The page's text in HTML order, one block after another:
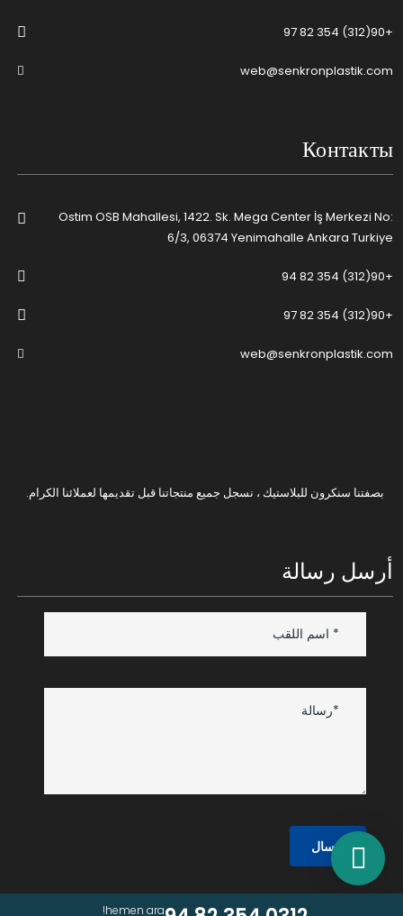
+90(312) 354 82 97
web@senkronplastik.com
Контакты
Ostim OSB Mahallesi, 1422. Sk. Mega Center İş Merkezi No:
6/3, 06374 Yenimahalle Ankara Turkiye
+90(312) 354 82 94
+90(312) 354 82 97
web@senkronplastik.com
بصفتنا سنكرون للبلاستيك ، نسجل جميع منتجاتنا قبل تقديمها لعملائنا الكرام.
أرسل رسالة
إرسال
hemen ara!